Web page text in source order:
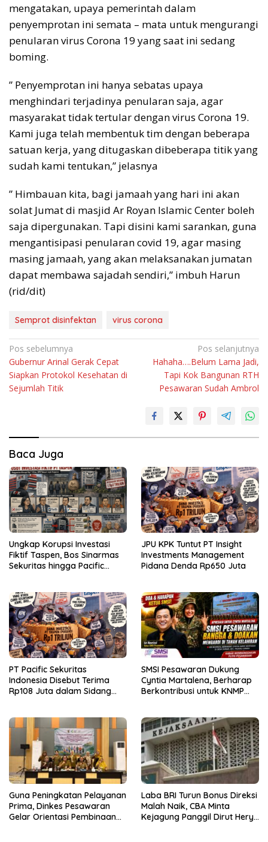
mengatakan, upaya pemerintah dalam
penyemprotan ini semata – mata untuk mengurangi
penularan virus Corona 19 yang saat ini sedang
boming.
” Penyemprotan ini hanya sebatas upaya
menghindari terjadinya penularan saja, agar
masyarakat tidak tertular dengan virus Corona 19.
Kami juga telah membentuk tim dengan beberapa
satuan kerja, yang ditugaskan dibeberapa titik yang
sudah kami tentukan,” jelasnya
” Himbauan kita, bagi jamaah yang hari ini akan
solat Jumat di masjid Ar Royan Islamic Center boleh
saja dipergunakan. Tapi disini kami sarankan, guna
mengantisipasi penularan covid 19, agar masing
masing jamaah, yang akan melaksanakan jumatan
dapat membawa sajadah sendiri,” imbuh Harun
(rid/dit)
Semprot disinfektan virus corona
Navigasi
pos
Pos sebelumnya
Gubernur Arinal Gerak Cepat
Siapkan Protokol Kesehatan di
Sejumlah Titik
Pos selanjutnya
Hahaha….Belum Lama Jadi,
Tapi Kok Bangunan RTH
Pesawaran Sudah Ambrol
Baca Juga
Ungkap Korupsi Investasi
Fiktif Taspen, Bos Sinarmas
Sekuritas hingga Pacific
JPU KPK Tuntut PT Insight
Investments Management
Pidana Denda Rp650 Juta
PT Pacific Sekuritas
Indonesia Disebut Terima
Rp108 Juta dalam Sidang
SMSI Pesawaran Dukung
Cyntia Martalena, Berharap
Berkontribusi untuk KNMP
Guna Peningkatan Pelayanan
Prima, Dinkes Pesawaran
Gelar Orientasi Pembinaan
Laba BRI Turun Bonus Direksi
Malah Naik, CBA Minta
Kejagung Panggil Dirut Hery